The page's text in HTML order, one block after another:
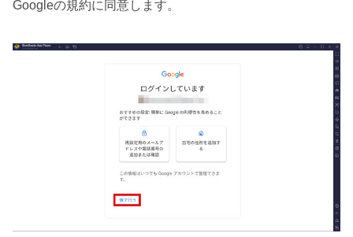
Googleの規約に同意します。